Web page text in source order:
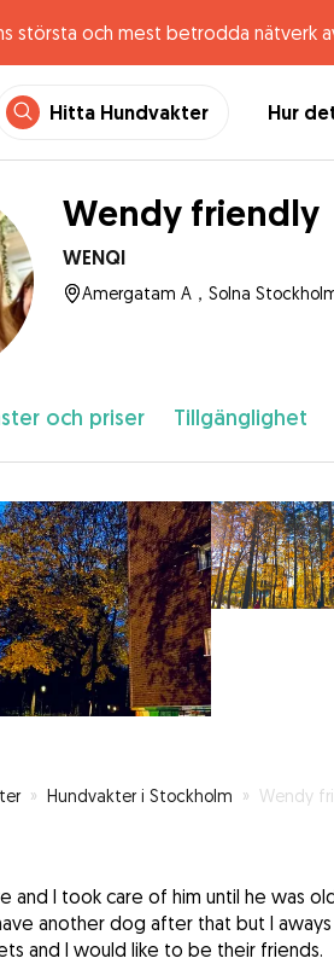
största och mest betrodda nätverk
Hitta Hundvakter Hur
Wendy friendly
WENQI
Amergatam A，Solna
och priser Tillgänglighet
» Hundvakter i Stockholm » Wendy
and I took care of him until he was
another dog after that but I
and I would like to be their friends.